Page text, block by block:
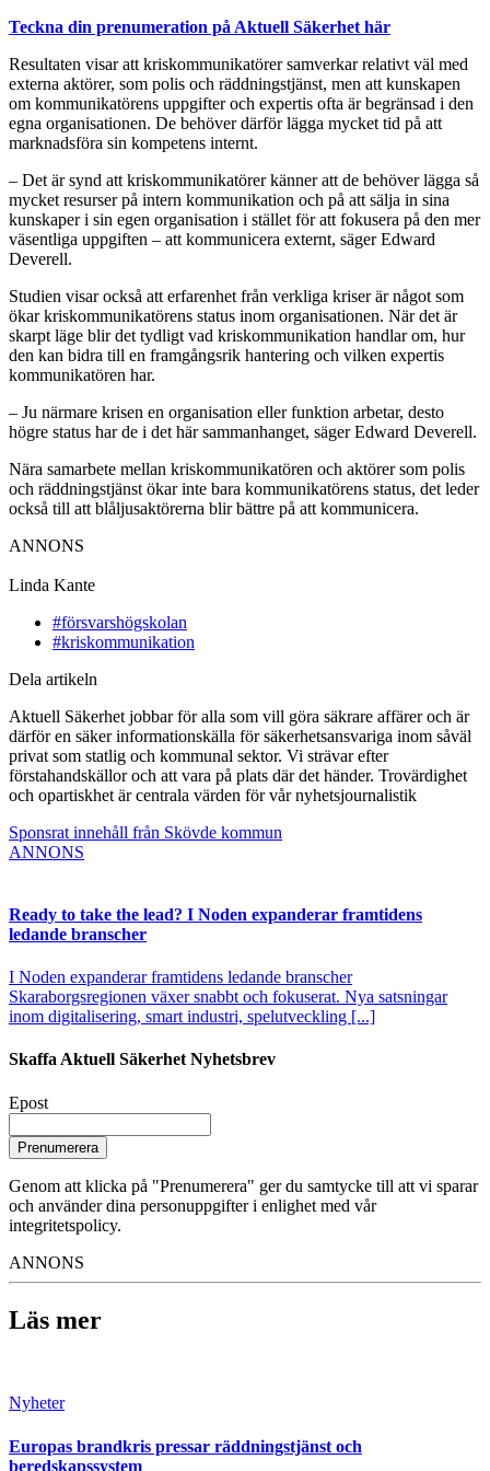
Teckna din prenumeration på Aktuell Säkerhet här
Resultaten visar att kriskommunikatörer samverkar relativt väl med
externa aktörer, som polis och räddningstjänst, men att kunskapen
om kommunikatörens uppgifter och expertis ofta är begränsad i den
egna organisationen. De behöver därför lägga mycket tid på att
marknadsföra sin kompetens internt.
– Det är synd att kriskommunikatörer känner att de behöver lägga så
mycket resurser på intern kommunikation och på att sälja in sina
kunskaper i sin egen organisation i stället för att fokusera på den mer
väsentliga uppgiften – att kommunicera externt, säger Edward
Deverell.
Studien visar också att erfarenhet från verkliga kriser är något som
ökar kriskommunikatörens status inom organisationen. När det är
skarpt läge blir det tydligt vad kriskommunikation handlar om, hur
den kan bidra till en framgångsrik hantering och vilken expertis
kommunikatören har.
– Ju närmare krisen en organisation eller funktion arbetar, desto
högre status har de i det här sammanhanget, säger Edward Deverell.
Nära samarbete mellan kriskommunikatören och aktörer som polis
och räddningstjänst ökar inte bara kommunikatörens status, det leder
också till att blåljusaktörerna blir bättre på att kommunicera.
ANNONS
Linda Kante
#försvarshögskolan
#kriskommunikation
Dela artikeln
Aktuell Säkerhet jobbar för alla som vill göra säkrare affärer och är
därför en säker informationskälla för säkerhetsansvariga inom såväl
privat som statlig och kommunal sektor. Vi strävar efter
förstahandskällor och att vara på plats där det händer. Trovärdighet
och opartiskhet är centrala värden för vår nyhetsjournalistik
Sponsrat innehåll från Skövde kommun
ANNONS
Ready to take the lead? I Noden expanderar framtidens
ledande branscher
I Noden expanderar framtidens ledande branscher
Skaraborgsregionen växer snabbt och fokuserat. Nya satsningar
inom digitalisering, smart industri, spelutveckling [...]
Skaffa Aktuell Säkerhet Nyhetsbrev
Epost
Prenumerera
Genom att klicka på "Prenumerera" ger du samtycke till att vi sparar
och använder dina personuppgifter i enlighet med vår
integritetspolicy.
ANNONS
Läs mer
Nyheter
Europas brandkris pressar räddningstjänst och
beredskapssystem